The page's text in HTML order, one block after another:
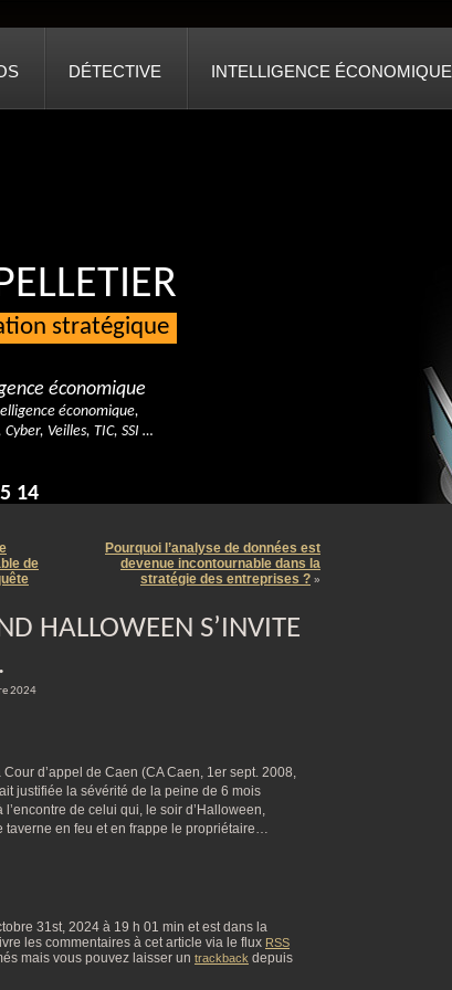
DÉTECTIVE INTELLIGENCE ÉCONOMIQUE
stratégique
économique
économique,
Veilles, TIC, SSI …
14
de
Pourquoi l’analyse de données est
devenue incontournable dans la
stratégie des entreprises ? »
HALLOWEEN S’INVITE
2024
d’appel de Caen (CA Caen, 1er sept. 2008,
justifiée la sévérité de la peine de 6 mois
de celui qui, le soir d’Halloween,
taverne en feu et en frappe le propriétaire…
31st, 2024 à 19 h 01 min et est dans la
les commentaires à cet article via le flux RSS
mais vous pouvez laisser un trackback depuis